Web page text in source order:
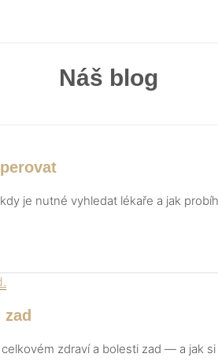
Náš blog
je nutné vyhledat lékaře a jak
zdraví a bolesti zad — a jak